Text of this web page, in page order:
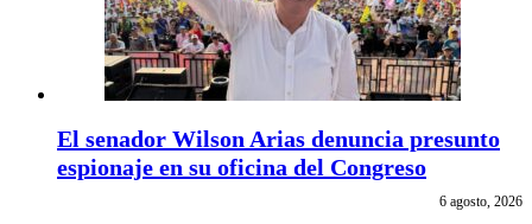
El senador Wilson Arias denuncia presunto
espionaje en su oficina del Congreso
6 agosto, 2026